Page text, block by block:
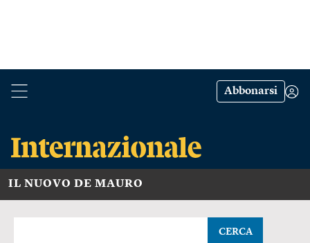
Abbonarsi
IL NUOVO DE MAURO
CERCA